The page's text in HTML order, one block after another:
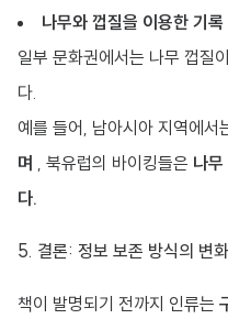
나무와 껍질을 이용한 기록
일부 문화권에서는 나무 껍질
다.
예를 들어, 남아시아 지역에서
며 , 북유럽의 바이킹들은 나
다.
5. 결론: 정보 보존 방식의 변
책이 발명되기 전까지 인류는